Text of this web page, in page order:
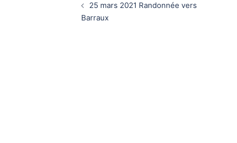
d’article
25 mars 2021 Randonnée vers
Barraux